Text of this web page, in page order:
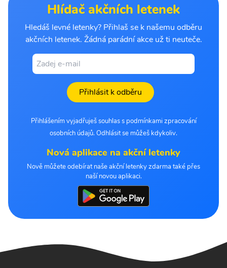
Hlídač akčních letenek
Hledáš levné letenky? Přihlaš se k našemu odběru
akčních letenek. Žádná parádní akce už ti neuteče.
Přihlásit k odběru
Přihlášením vyjadřuješ souhlas s podmínkami zpracování
osobních údajů. Odhlásit se můžeš kdykoliv.
Nová aplikace na akční letenky
Nově můžete odebírat naše akční letenky zdarma také přes
naší novou aplikaci.